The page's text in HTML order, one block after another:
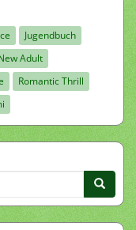
Jugendbuch
Adult
Romantic Thrill